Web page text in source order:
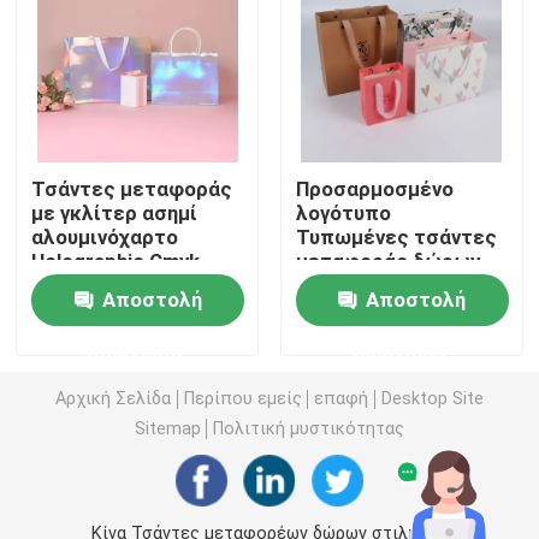
Εκτύπωση βιβλίων εικόνων
τυπωμένες τσάντες μεταφορέων εγγράφου
Υπηρεσίες εκτύπωσης βιβλίων κειμένων
Εκτυπώσιμο αγγλικό λεξικό
Εκτυπώσιμο ημερολόγιο γραφείων
Τσάντες μεταφοράς
με γκλίτερ ασημί
αλουμινόχαρτο
Holographic Cmyk
Color
Αποστολή
Προσαρμοσμένο
λογότυπο
Τυπωμένες τσάντες
μεταφοράς δώρων
Εξατομικευμένη
γυαλιστερή
πλαστικοποίηση
Αποστολή
Αρχική Σελίδα Περίπου εμείς επαφή
Desktop Site
Sitemap
Πολιτική μυστικότητας
Κίνα Τσάντες μεταφορέων δώρων στιλπνές